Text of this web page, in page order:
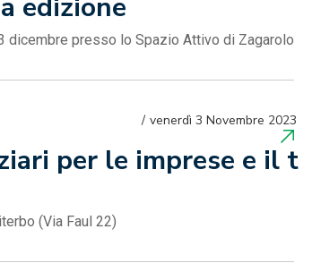
edizione
dicembre presso lo Spazio Attivo di Zagarolo
per le imprese e il t
venerdì 3 Novembre 2023
(Via Faul 22)